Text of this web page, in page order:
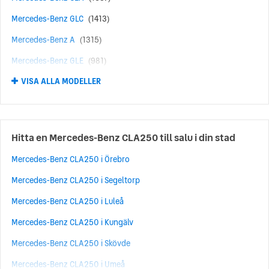
Mercedes var också först med säkerhetsinnovationer som
att fronten och bakdelen på bilen knycklas ihop vid kollision
(1951). Till den listan kan man också lägga till krockkuddar
vid plötsliga ryck (1981).
Mercedes-Benz GLC (1413)
Mercedes-Benz A (1315)
Mercedes-Benz GLE (981)
Mercedes-Benz AMG (616)
Mercedes-Benz B (467)
Mercedes-Benz GLA (424)
Mercedes-Benz GLB (424)
Mercedes-Benz S (409)
Mercedes-Benz V (291)
Mercedes-Benz CLS (264)
Mercedes-Benz SL (263)
Mercedes-Benz EQE (240)
VISA ALLA MODELLER
Hitta en Mercedes-Benz CLA250 till salu i din stad
Mercedes-Benz CLA250 i Örebro
Mercedes-Benz CLA250 i Segeltorp
Mercedes-Benz CLA250 i Luleå
Mercedes-Benz CLA250 i Kungälv
Mercedes-Benz CLA250 i Skövde
Mercedes-Benz CLA250 i Umeå